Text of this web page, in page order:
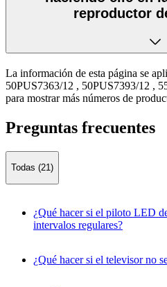
reproductor
La información de esta página se
50PUS7363/12 , 50PUS7393/12 ,
para mostrar más números de
Preguntas frecuentes
Todas (21)
¿Qué hacer si el piloto LED
intervalos regulares?
¿Qué hacer si el televisor no